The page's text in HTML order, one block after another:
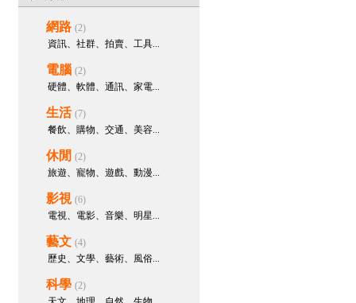
「一夜多次」後的虛脫疲憊感！教
你如何透過精準營養與充血復原，
bopis28495 參與回應：天天久
深蹲與血管營養，打造海綿體充血
的高速公路！
bopis28495
善早洩方式降級敏感度，讓愛愛抬
起頭
bopis28495
遇到讓你抬不起頭的症頭嗎
necijal168
威而鋼Kamagra助勃起增硬
necijal168
威而鋼Kamagra助勃起增硬
網路 (2)
資訊、社群、拍賣、工具...
電腦 (2)
硬體、軟體、通訊、家電...
生活 (7)
餐飲、購物、交通、美容...
休閒 (2)
旅遊、寵物、遊戲、動漫...
影視 (6)
電視、電影、音樂、明星...
藝文 (4)
歷史、文學、藝術、風俗...
科學 (2)